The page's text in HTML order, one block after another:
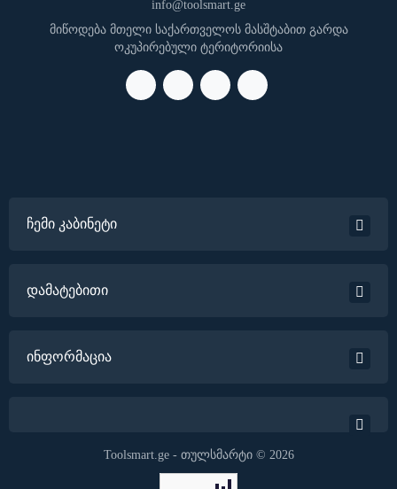
მიწოდება მთელი საქართველოს მასშტაბით გარდა
ოკუპირებული ტერიტორიისა
ჩემი კაბინეტი
დამატებითი
ინფორმაცია
Toolsmart.ge - თულსმარტი © 2026